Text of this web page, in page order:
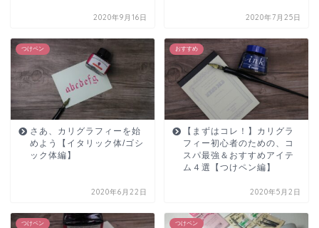
2020年9月16日 2020年7月25日
つけペン
さあ、カリグラフィーを始
めよう【イタリック体/ゴシ
ック体編】
2020年6月22日
おすすめ
【まずはコレ！】カリグラ
フィー初心者のための、コ
スパ最強＆おすすめアイテ
ム４選【つけペン編】
2020年5月2日
つけペン つけペン